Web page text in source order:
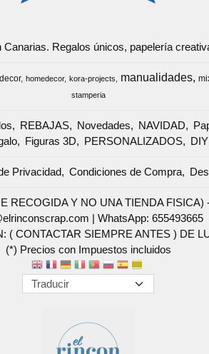
Regalos únicos, papelería
homedecor kora-projects manualidades
stamperia
REBAJAS Novedades NAVIDAD
Figuras 3D PERSONALIZADOS
Privacidad Condiciones de Compra
RECOGIDA Y NO UNA TIENDA
|WhatsApp: 655493665
( CONTACTAR SIEMPRE ANTES ) DE
(*) Precios con Impuestos incluidos